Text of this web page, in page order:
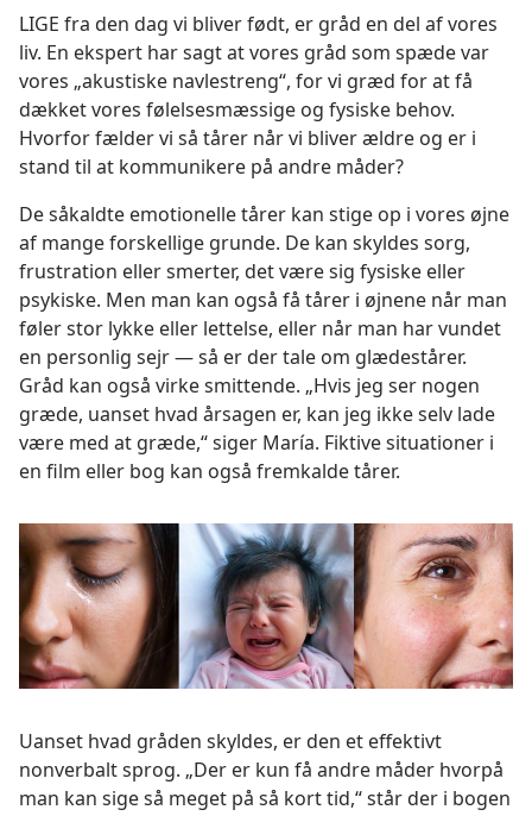
LIGE fra den dag vi bliver født, er gråd en del af vores
liv. En ekspert har sagt at vores gråd som spæde var
vores „akustiske navlestreng“, for vi græd for at få
dækket vores følelsesmæssige og fysiske behov.
Hvorfor fælder vi så tårer når vi bliver ældre og er i
stand til at kommunikere på andre måder?
De såkaldte emotionelle tårer kan stige op i vores øjne
af mange forskellige grunde. De kan skyldes sorg,
frustration eller smerter, det være sig fysiske eller
psykiske. Men man kan også få tårer i øjnene når man
føler stor lykke eller lettelse, eller når man har vundet
en personlig sejr — så er der tale om glædestårer.
Gråd kan også virke smittende. „Hvis jeg ser nogen
græde, uanset hvad årsagen er, kan jeg ikke selv lade
være med at græde,“ siger María. Fiktive situationer i
en film eller bog kan også fremkalde tårer.
Uanset hvad gråden skyldes, er den et effektivt
nonverbalt sprog. „Der er kun få andre måder hvorpå
man kan sige så meget på så kort tid,“ står der i bogen